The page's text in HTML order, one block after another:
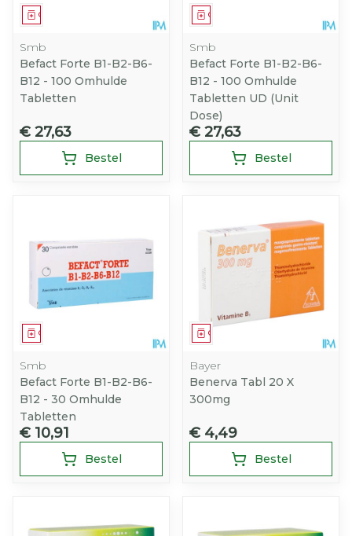
Geneesmiddel
Smb
Befact Forte B1-B2-B6-
B12 - 100 Omhulde
Tabletten
€ 27,63
Bestel
Geneesmiddel
Smb
Befact Forte B1-B2-B6-
B12 - 100 Omhulde
Tabletten UD (Unit
Dose)
€ 27,63
Bestel
Geneesmiddel
Smb
Befact Forte B1-B2-B6-
B12 - 30 Omhulde
Tabletten
€ 10,91
Bestel
Geneesmiddel
Bayer
Benerva Tabl 20 X
300mg
€ 4,49
Bestel